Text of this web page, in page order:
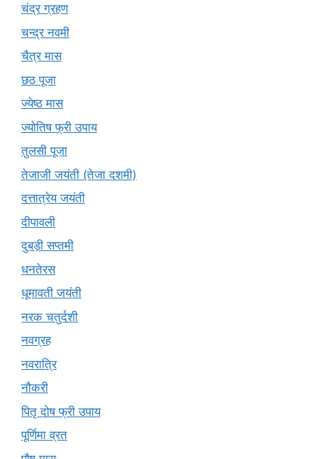
चंद्र ग्रहण
चन्द्र नवमी
चैत्र मास
छठ पूजा
ज्येष्ठ मास
ज्योतिष फ्री उपाय
तुलसी पूजा
तेजाजी जयंती (तेजा दशमी)
दत्तात्रेय जयंती
दीपावली
दुबड़ी सप्तमी
धनतेरस
धूमावती जयंती
नरक चतुर्दशी
नवग्रह
नवरात्रि
नौकरी
पितृ दोष फ्री उपाय
पूर्णिमा व्रत